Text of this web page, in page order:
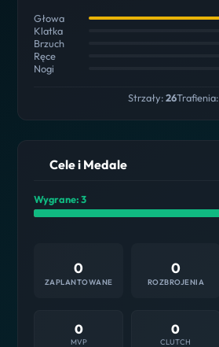
Głowa
Klatka
Brzuch
Ręce
Nogi
Strzały:26Trafienia:
Cele i Medale
Wygrane: 3
0
ZAPLANTOWANE
0
ROZBROJENIA
0
MVP
0
CLUTCH